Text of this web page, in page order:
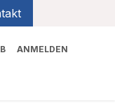
ANMELDEN